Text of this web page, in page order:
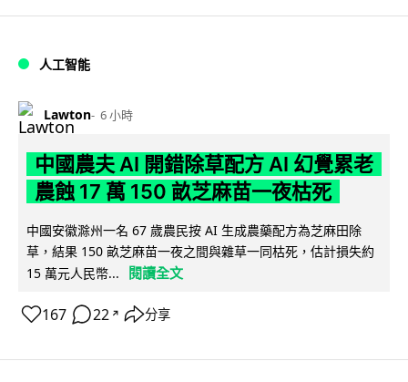
人工智能
Lawton 6 小時
中國農夫 AI 開錯除草配方 AI 幻覺累老
農蝕 17 萬 150 畝芝麻苗一夜枯死
中國安徽滁州一名 67 歲農民按 AI 生成農藥配方為芝麻田除
草，結果 150 畝芝麻苗一夜之間與雜草一同枯死，估計損失約
15 萬元人民幣...
閱讀全文
167 22 ↗ 分享